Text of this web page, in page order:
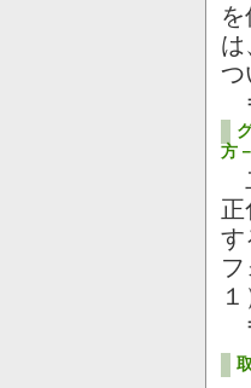
つ
方－
正
す